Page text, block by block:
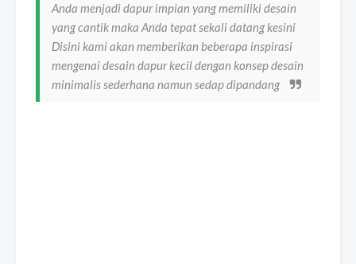
Anda menjadi dapur impian yang memiliki desain
yang cantik maka Anda tepat sekali datang kesini
Disini kami akan memberikan beberapa inspirasi
mengenai desain dapur kecil dengan konsep desain
minimalis sederhana namun sedap dipandang